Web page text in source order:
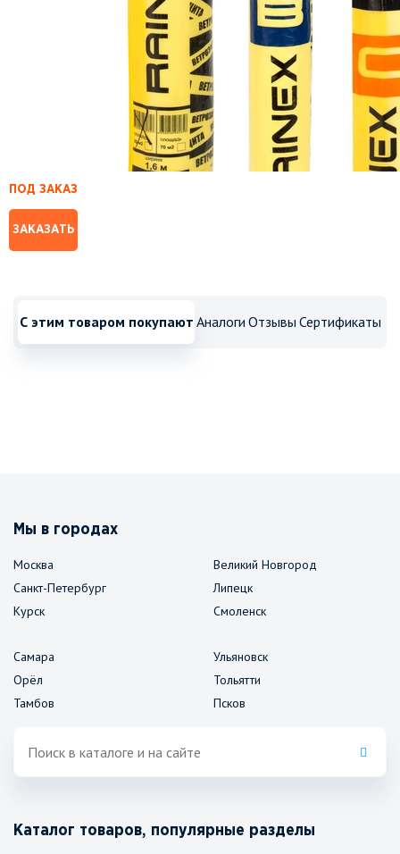
ПОД ЗАКАЗ
ЗАКАЗАТЬ
С этим товаром покупают Аналоги Отзывы Сертификаты
Мы в городах
Москва
Санкт-Петербург
Курск
Великий Новгород
Липецк
Смоленск
Самара
Орёл
Тамбов
Ульяновск
Тольятти
Псков
Каталог товаров, популярные разделы